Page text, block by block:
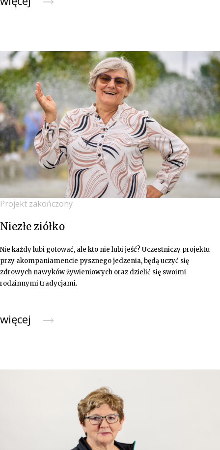
Projekt zakończony
Niezłe ziółko
Nie każdy lubi gotować, ale kto nie lubi jeść? Uczestniczy projektu
przy akompaniamencie pysznego jedzenia, będą uczyć się
zdrowych nawyków żywieniowych oraz dzielić się swoimi
rodzinnymi tradycjami.
więcej →